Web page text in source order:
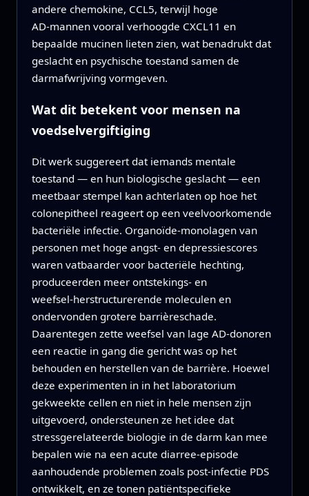
andere chemokine, CCL5, terwijl hoge
AD‑mannen vooral verhoogde CXCL11 en
bepaalde mucinen lieten zien, wat benadrukt dat
geslacht en psychische toestand samen de
darmafwrijving vormgeven.
Wat dit betekent voor mensen na
voedselvergiftiging
Dit werk suggereert dat iemands mentale
toestand — en hun biologische geslacht — een
meetbaar stempel kan achterlaten op hoe het
colonepitheel reageert op een veelvoorkomende
bacteriële infectie. Organoïde‑monolagen van
personen met hoge angst‑ en depressiescores
waren vatbaarder voor bacteriële hechting,
produceerden meer ontstekings‑ en
weefsel‑herstructurerende moleculen en
ondervonden grotere barrièreschade.
Daarentegen zette weefsel van lage AD‑donoren
een reactie in gang die gericht was op het
behouden en herstellen van de barrière. Hoewel
deze experimenten in in het laboratorium
gekweekte cellen en niet in hele mensen zijn
uitgevoerd, ondersteunen ze het idee dat
stressgerelateerde biologie in de darm kan mee
bepalen wie na een acute diarree‑episode
aanhoudende problemen zoals post‑infectie PDS
ontwikkelt, en ze tonen patiëntspecifieke